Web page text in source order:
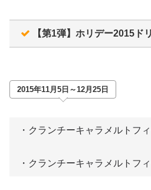
【第1弾】ホリデー2015ド
2015年11月5日～12月25日
・クランチーキャラメルトフ
・クランチーキャラメルトフ